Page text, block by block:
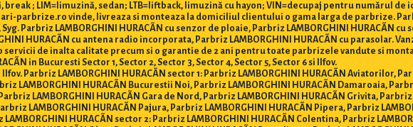
break ; LIM=limuzină, sedan; LTB=liftback, limuzină cu hayon; VIN=decupaj pentru numărul de
parbrize.ro vinde, livreaza si monteaza la domiciliul clientului o gama larga de parbrize.
Parbriz LAMBORGHINI HURACÃN cu senzor de ploaie, Parbriz LAMBORGHINI HURACÃN
HURACÃN cu antena radio incorporata, Parbriz LAMBORGHINI HURACÃN cu parasolar.
de inalta calitate precum si o garantie de 2 ani pentru toate parbrizele vandute si
in Bucuresti Sector 1, Sector 2, Sector 3, Sector 4, Sector 5, Sector 6 si Ilfov.
LAMBORGHINI HURACÃN sector 1: Parbriz LAMBORGHINI HURACÃN Aviatorilor,
LAMBORGHINI HURACÃN Bucurestii Noi, Parbriz LAMBORGHINI HURACÃN Damaroaia,
LAMBORGHINI HURACÃN Gara de Nord, Parbriz LAMBORGHINI HURACÃN Grivita, Parbriz
LAMBORGHINI HURACÃN Pajura, Parbriz LAMBORGHINI HURACÃN Pipera, Parbriz
HURACÃN sector 2: Parbriz LAMBORGHINI HURACÃN Colentina, Parbriz